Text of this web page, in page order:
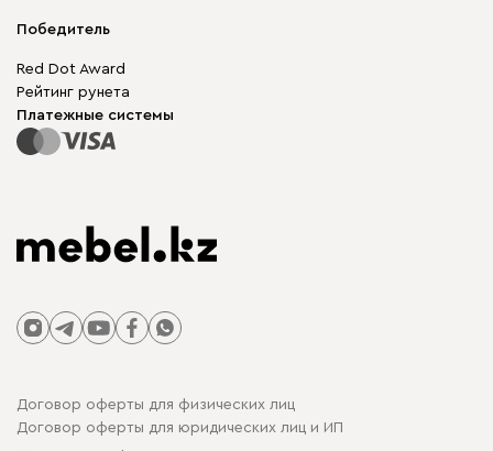
Гарантия
Для бизнеса
Карта сайта
Корпусная мебель
Модульная мебель
Столы и стулья
Победитель
Red Dot Award
Рейтинг рунета
Платежные системы
Договор оферты для физических лиц
Договор оферты для юридических лиц и ИП